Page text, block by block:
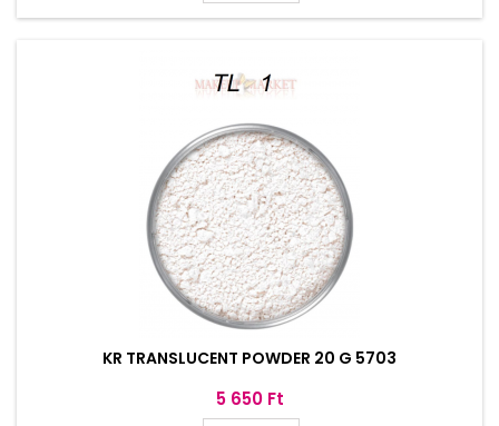
KR TRANSLUCENT POWDER 20 G 5703
Ár
5 650 Ft